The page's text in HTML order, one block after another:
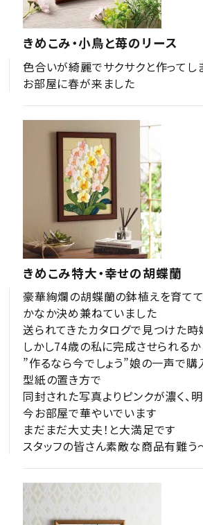
きめこみ・小鳥と苺のリース
色合いが綺麗でサクサクと作ってし
お部屋に春が来ました
きめこみ特大・幸せの胡蝶蘭
豪華絢爛の胡蝶蘭の鉢植えを育てて
かなか決め兼ねていました
送られてきたカタログで見つけた時
しかし74歳の私に完成させられる
”作るなら今でしょう”娘の一声で購
型紙の置き方で
同封された写真よりピンクが濃く、
今お部屋で華やいでいます
まだまだ大丈夫！と大満足です
スタッフの皆さん素敵な商品有難う